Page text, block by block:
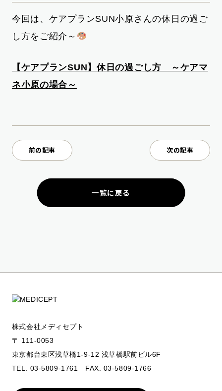
今回は、ケアプランSUN小原さんの休日の過ご
し方をご紹介～
【ケアプランSUN】休日の過ごし方 ～ケアマ
ネ小原の場合～
前の記事 次の記事
一覧に戻る
株式会社メディセプト
〒 111-0053
東京都台東区浅草橋1-9-12 浅草橋駅前ビル6F
TEL. 03-5809-1761 FAX. 03-5809-1766